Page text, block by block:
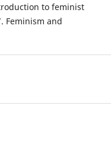
to feminist
Feminism and